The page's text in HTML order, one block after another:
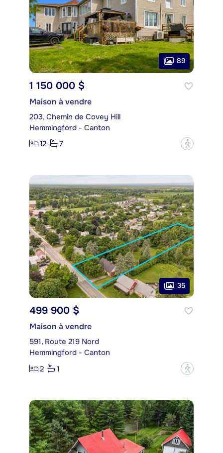
89
1 150 000 $
Maison à vendre
203, Chemin de Covey Hill
Hemmingford - Canton
12
7 ?
35
499 900 $
Maison à vendre
591, Route 219 Nord
Hemmingford - Canton
2
1 ?